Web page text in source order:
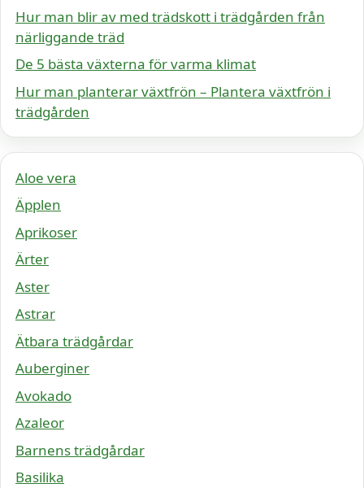
Hur man blir av med trädskott i trädgården från
närliggande träd
De 5 bästa växterna för varma klimat
Hur man planterar växtfrön – Plantera växtfrön i
trädgården
Aloe vera
Äpplen
Aprikoser
Ärter
Aster
Astrar
Ätbara trädgårdar
Auberginer
Avokado
Azaleor
Barnens trädgårdar
Basilika